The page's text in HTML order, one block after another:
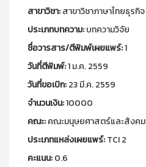
สาขาวิชา:สาขาวิชาภาษาไทยธุรกิจ
ประเภทบทความ:บทความวิจัย
ชื่อวารสาร/ตีพิมพ์เผยแพร์:1
วันที่ตีพิมพ์:1 ม.ค. 2559
วันที่ขอเบิก:23 มี.ค. 2559
จำนวนเงิน:10000
คณะ:คณะมนุษยศาสตร์และสังค
ประเภทแหล่งเผยแพร์:TCI 2
คะแนน:0.6